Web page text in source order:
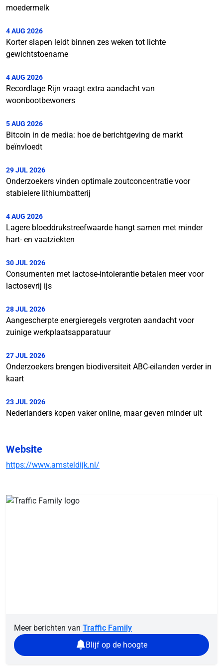
moedermelk
4 AUG 2026
Korter slapen leidt binnen zes weken tot lichte
gewichtstoename
4 AUG 2026
Recordlage Rijn vraagt extra aandacht van
woonbootbewoners
5 AUG 2026
Bitcoin in de media: hoe de berichtgeving de markt
beïnvloedt
29 JUL 2026
Onderzoekers vinden optimale zoutconcentratie voor
stabielere lithiumbatterij
4 AUG 2026
Lagere bloeddrukstreefwaarde hangt samen met minder
hart- en vaatziekten
30 JUL 2026
Consumenten met lactose-intolerantie betalen meer voor
lactosevrij ijs
28 JUL 2026
Aangescherpte energieregels vergroten aandacht voor
zuinige werkplaatsapparatuur
27 JUL 2026
Onderzoekers brengen biodiversiteit ABC-eilanden verder in
kaart
23 JUL 2026
Nederlanders kopen vaker online, maar geven minder uit
Website
https://www.amsteldijk.nl/
Meer berichten van Traffic Family
Blijf op de hoogte